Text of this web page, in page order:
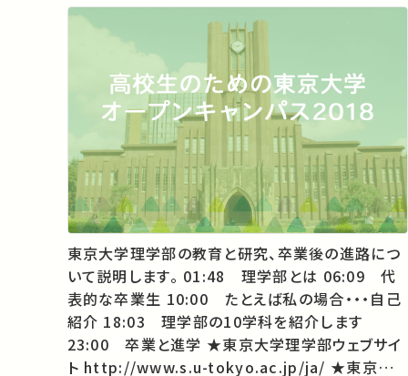
東京大学理学部の教育と研究、卒業後の進路につ
いて説明します。 01:48 理学部とは 06:09 代
表的な卒業生 10:00 たとえば私の場合・・・自己
紹介 18:03 理学部の10学科を紹介します
23:00 卒業と進学 ★東京大学理学部ウェブサイ
ト http://www.s.u-tokyo.ac.jp/ja/ ★東京大